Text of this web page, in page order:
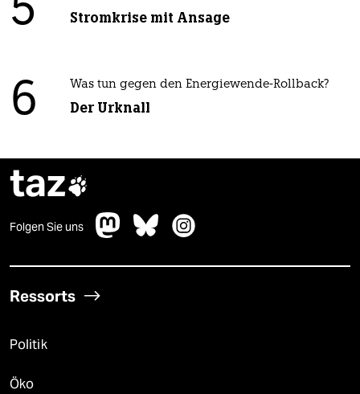
5 Stromkrise mit Ansage
6 Was tun gegen den Energiewende-Rollback?
Der Urknall
taz
Folgen Sie uns
Ressorts
Politik
Öko